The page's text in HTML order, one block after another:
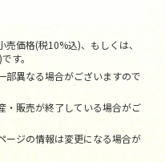
価格(税10%込)、もしくは、
す。
異なる場合がございますので
販売が終了している場合がご
ジの情報は変更になる場合が